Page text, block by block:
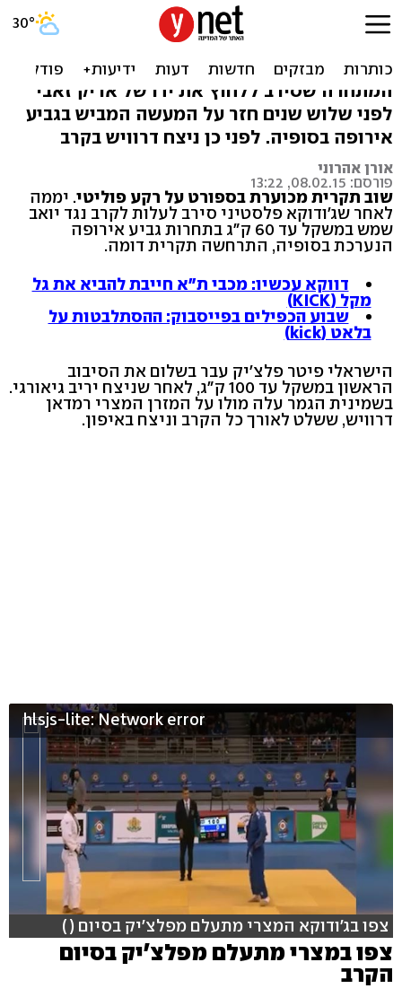
ג'ודו: המצרי דרוויש סירב
ללחוץ יד לפלצ'יק. צפו
המתחרה שסירב ללחוץ את ידו של אריק זאבי
לפני שלוש שנים חזר על המעשה המביש בגביע
אירופה בסופיה. לפני כן ניצח דרוויש בקרב
אורן אהרוני
פורסם: 08.02.15, 13:22
שוב תקרית מכוערת בספורט על רקע פוליטי. יממה
לאחר שג'ודוקא פלסטיני סירב לעלות לקרב נגד יואב
שמש במשקל עד 60 ק"ג בתחרות גביע אירופה
הנערכת בסופיה, התרחשה תקרית דומה.
דווקא עכשיו: מכבי ת״א חייבת להביא את גל
מקל (KICK)
שבוע הכפילים בפייסבוק: ההסתלבטות על
בלאט (kick)
הישראלי פיטר פלצ'יק עבר בשלום את הסיבוב
הראשון במשקל עד 100 ק"ג, לאחר שניצח יריב גיאורגי.
בשמינית הגמר עלה מולו על המזרן המצרי רמדאן
דרוויש, ששלט לאורך כל הקרב וניצח באיפון.
hlsjs-lite: Network error
צפו בג'ודוקא המצרי מתעלם מפלצ'יק בסיום ( )
צפו במצרי מתעלם מפלצ'יק בסיום
הקרב